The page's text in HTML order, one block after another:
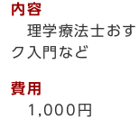
内容
理学療法士お
ク入門など
費用
1,000円